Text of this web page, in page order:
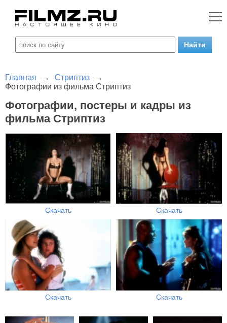
Главная → Стриптиз
→
Фотографии из фильма Стриптиз
Фотографии, постеры и кадры из
фильма Стриптиз
Скачать Скачать
Скачать Скачать